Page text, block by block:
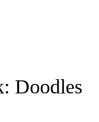
Doodles